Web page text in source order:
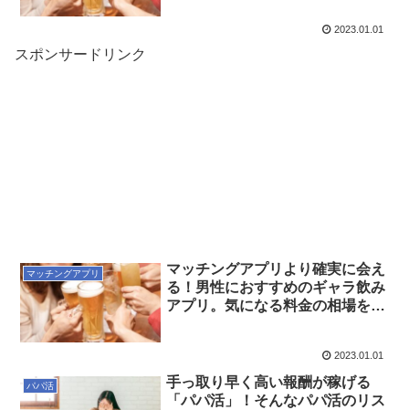
2023.01.01
スポンサードリンク
マッチングアプリ
マッチングアプリより確実に会え
る！男性におすすめのギャラ飲み
アプリ。気になる料金の相場を徹
2023.01.01
パパ活
手っ取り早く高い報酬が稼げる
「パパ活」！そんなパパ活のリス